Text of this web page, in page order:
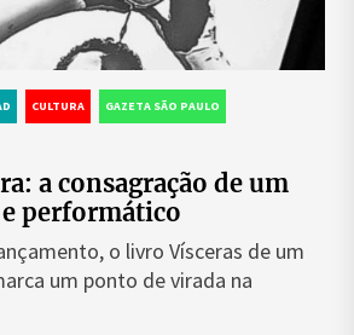
CULTURA GAZETA SÃO PAULO
a consagração de um
performático
o livro Vísceras de um
um ponto de virada na